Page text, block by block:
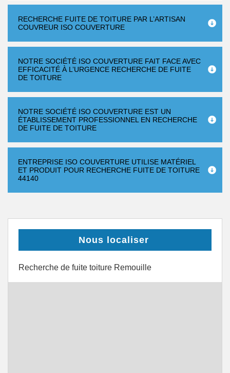
RECHERCHE FUITE DE TOITURE PAR L’ARTISAN
COUVREUR ISO COUVERTURE
NOTRE SOCIÉTÉ ISO COUVERTURE FAIT FACE AVEC
EFFICACITÉ À L’URGENCE RECHERCHE DE FUITE
DE TOITURE
NOTRE SOCIÉTÉ ISO COUVERTURE EST UN
ÉTABLISSEMENT PROFESSIONNEL EN RECHERCHE
DE FUITE DE TOITURE
ENTREPRISE ISO COUVERTURE UTILISE MATÉRIEL
ET PRODUIT POUR RECHERCHE FUITE DE TOITURE
44140
Nous localiser
Recherche de fuite toiture Remouille